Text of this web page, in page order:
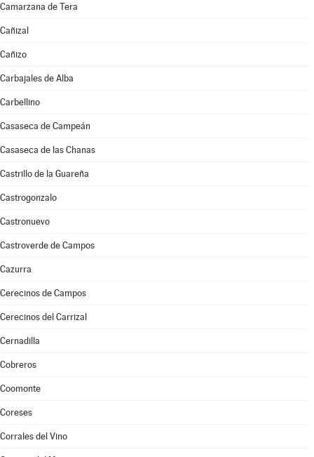
Camarzana de Tera
Cañizal
Cañizo
Carbajales de Alba
Carbellino
Casaseca de Campeán
Casaseca de las Chanas
Castrillo de la Guareña
Castrogonzalo
Castronuevo
Castroverde de Campos
Cazurra
Cerecinos de Campos
Cerecinos del Carrizal
Cernadilla
Cobreros
Coomonte
Coreses
Corrales del Vino